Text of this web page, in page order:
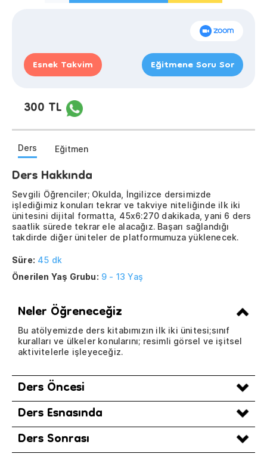
Esnek Takvim Eğitmene Soru Sor
300 TL
Ders Eğitmen
Ders Hakkında
Sevgili Öğrenciler; Okulda, İngilizce dersimizde
işlediğimiz konuları tekrar ve takviye niteliğinde ilk iki
ünitesini dijital formatta, 45x6:270 dakikada, yani 6 ders
saatlik sürede tekrar ele alacağız. Başarı sağlandığı
takdirde diğer üniteler de platformumuza yüklenecek.
Süre: 45 dk
Önerilen Yaş Grubu: 9 - 13 Yaş
Neler Öğreneceğiz
Bu atölyemizde ders kitabımızın ilk iki ünitesi;sınıf
kuralları ve ülkeler konularını; resimli görsel ve işitsel
aktivitelerle işleyeceğiz.
Ders Öncesi
Ders Esnasında
Ders Sonrası